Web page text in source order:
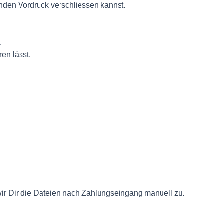
Vordruck verschliessen kannst.
lässt.
Dir die Dateien nach Zahlungseingang manuell zu.